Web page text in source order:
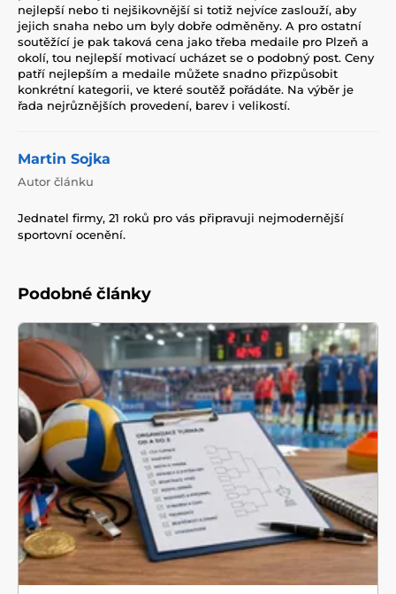
nejlepší nebo ti nejšikovnější si totiž nejvíce zaslouží, aby
jejich snaha nebo um byly dobře odměněny. A pro ostatní
soutěžící je pak taková cena jako třeba medaile pro Plzeň a
okolí, tou nejlepší motivací ucházet se o podobný post. Ceny
patří nejlepším a medaile můžete snadno přizpůsobit
konkrétní kategorii, ve které soutěž pořádáte. Na výběr je
řada nejrůznějších provedení, barev i velikostí.
Martin Sojka
Autor článku
Jednatel firmy, 21 roků pro vás připravuji nejmodernější
sportovní ocenění.
Podobné články